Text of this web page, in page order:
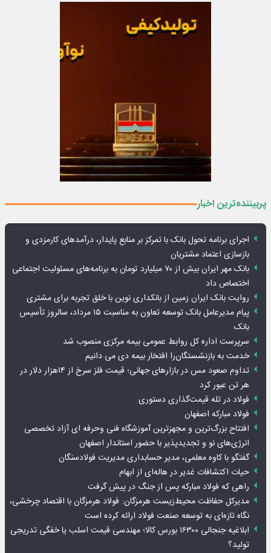
پربیننده‌ترین اخبار
اجرای برنامه تحول بانک با تمرکز بر منابع پایدار، درآمدهای کارمزدی و
بازسازی اعتماد مشتریان
بانک مهر ایران بیش از ۷۰ میلیارد تومان به برنامه‌های مسئولیت اجتماعی
اختصاص داد
روایت بانک ایران زمین از بانکداری نوین با خلق تجربه برای مشتری
پیام مدیرعامل بانک توسعه تعاون به مناسبت ۱۵ مرداد، سالروز تأسیس
بانک
سرپرست اداره کل روابط عمومی بیمه مرکزی منصوب شد
خدمت به بازنشستگان‌را افتخار بیمه دی می دانیم
تداوم صعود مس در بازارهای جهانی؛ قیمت فلز سرخ از ۱۴هزار دلار در
هر تن عبور کرد
فولاد در تله قیمت‌گذاری دستوری
فولاد مبارکه اصفهان
افتتاح بزرگ‌ترین و مجهزترین آموزشگاه فنی وحرفه ای آزاد تخصصی
انرژی‌های نو و تجدیدپذیر با حضور استاندار اصفهان
گفتگو با کاوه معلمی، مدیر حسابداری مدیریت فولادسنگان
حیات اکتشافات غدیر در هاله‌ای از ابهام
راهی که فولاد مبارکه پس از جنگ در پیش گرفت
مدیرکل حفاظت محیط‌زیست هرمزگان: فولاد هرمزگان با اقتصاد چرخشی،
نگاه تازه‌ای به توسعه صنعت فولاد ارائه کرده است
ابلاغیه جنجالی ۱۶۳۰۰ بورس کالا؛ مهندسی قیمت اسلب یا خفگی تدریجی
تولید؟